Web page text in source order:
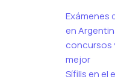
Exámenes
en
concursos
mejor
Sífilis en el